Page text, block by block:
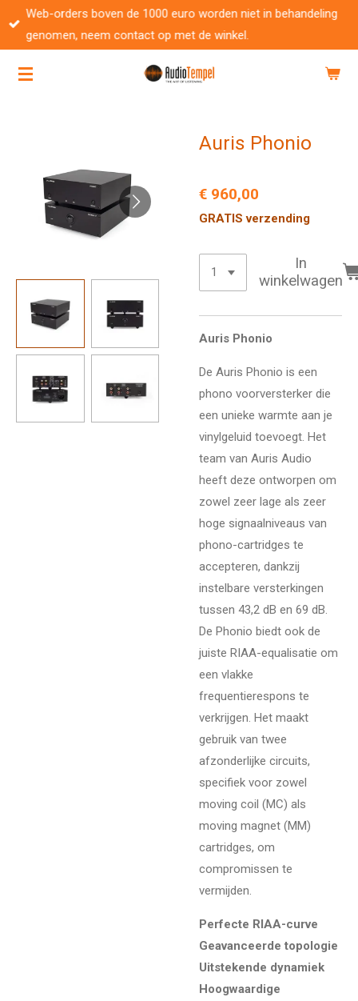
Ga
direct
de
Web-orders boven de 1000 euro worden niet in behandeling
genomen, neem contact op met de winkel.
Auris Phonio
€ 960,00
GRATIS verzending
In
winkelwagen
Auris Phonio
De Auris Phonio is een
phono voorversterker die
een unieke warmte aan je
vinylgeluid toevoegt. Het
team van Auris Audio
heeft deze ontworpen om
zowel zeer lage als zeer
hoge signaalniveaus van
phono-cartridges te
accepteren, dankzij
instelbare versterkingen
tussen 43,2 dB en 69 dB.
De Phonio biedt ook de
juiste RIAA-equalisatie om
een vlakke
frequentierespons te
verkrijgen. Het maakt
gebruik van twee
afzonderlijke circuits,
specifiek voor zowel
moving coil (MC) als
moving magnet (MM)
cartridges, om
compromissen te
vermijden.
Perfecte RIAA-curve
Geavanceerde topologie
Uitstekende dynamiek
Hoogwaardige